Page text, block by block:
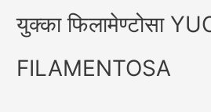
युक्का फिलामेण्टोसा
FILAMENTOSA